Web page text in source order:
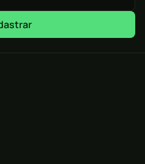
que proporcionam uma
com uma história
poderosos
desafios cooperativos e